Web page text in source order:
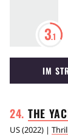
3.1
IM
THE
US(2022) |